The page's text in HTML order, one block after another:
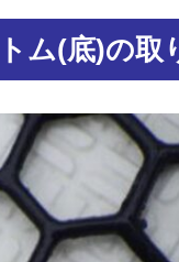
ム(底)の取